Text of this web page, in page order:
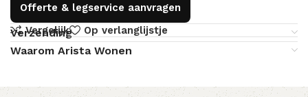
Offerte & legservice aanvragen
Vergelijk
Op verlanglijstje
Verzending
Waarom Arista Wonen